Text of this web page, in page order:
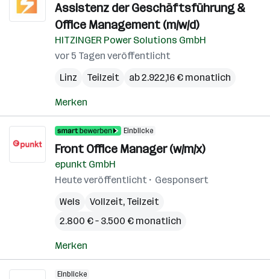
Assistenz der Geschäftsführung &
Office Management (m/w/d)
HITZINGER Power Solutions GmbH
vor 5 Tagen veröffentlicht
Linz
Teilzeit ab 2.922,16 € monatlich
Merken
Einblicke
Front Office Manager (w/m/x)
epunkt GmbH
Heute veröffentlicht
Gesponsert
Wels
Vollzeit, Teilzeit
2.800 € – 3.500 € monatlich
Merken
Einblicke